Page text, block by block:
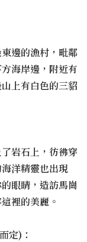
邊的漁村，毗鄰
海岸邊，附近有
上有白色的三貂
岩石上，彷彿穿
洋精靈也出現
眼睛，造訪馬崗
裡的美麗。
定)：